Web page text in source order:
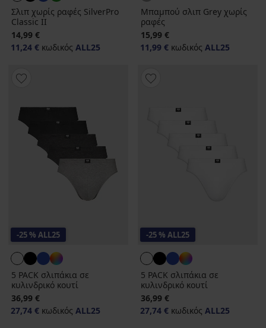
Σλιπ χωρίς ραφές SilverPro
Classic II
14,99 €
11,24 € κωδικός ALL25
Μπαμπού σλιπ Grey χωρίς
ραφές
15,99 €
11,99 € κωδικός ALL25
-25 % ALL25
5 PACK σλιπάκια σε
κυλινδρικό κουτί
36,99 €
27,74 € κωδικός ALL25
-25 % ALL25
5 PACK σλιπάκια σε
κυλινδρικό κουτί
36,99 €
27,74 € κωδικός ALL25